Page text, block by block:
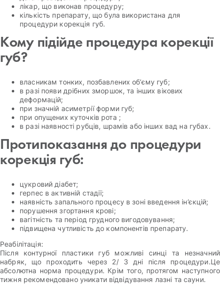
лікар, що виконав процедуру;
кількість препарату, що була використана для
процедури корекція губ.
Кому підійде процедура корекції
губ?
власникам тонких, позбавлених об’єму губ;
в разі появи дрібних зморшок, та інших вікових
деформацій;
при значній асиметрії форми губ;
при опущених куточків рота ;
в разі наявності рубців, шрамів або інших вад на губах.
Протипоказання до процедури
корекція губ:
цукровий діабет;
герпес в активній стадії;
наявність запального процесу в зоні введення ін’єкцій;
порушення згортання крові;
вагітність та період грудного вигодовування;
підвищена чутливість до компонентів препарату.
Реабілітація:
Після контурної пластики губ можливі синці та незначний
набряк, що проходить через 2/ 3 дні після процедури.Це
абсолютна норма процедури. Крім того, протягом наступного
тижня рекомендовано уникати відвідування лазні та сауни.